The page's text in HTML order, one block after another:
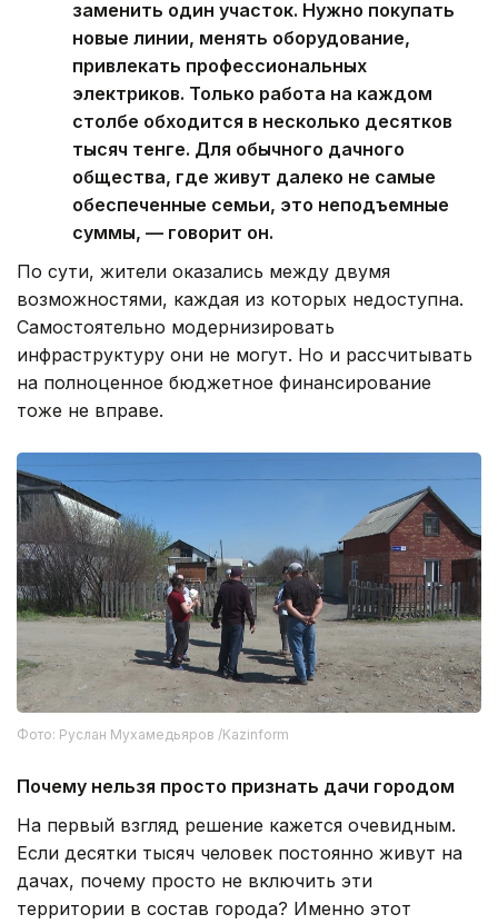
заменить один участок. Нужно покупать
новые линии, менять оборудование,
привлекать профессиональных
электриков. Только работа на каждом
столбе обходится в несколько десятков
тысяч тенге. Для обычного дачного
общества, где живут далеко не самые
обеспеченные семьи, это неподъемные
суммы, — говорит он.
По сути, жители оказались между двумя
возможностями, каждая из которых недоступна.
Самостоятельно модернизировать
инфраструктуру они не могут. Но и рассчитывать
на полноценное бюджетное финансирование
тоже не вправе.
Фото: Руслан Мухамедьяров /Kazinform
Почему нельзя просто признать дачи городом
На первый взгляд решение кажется очевидным.
Если десятки тысяч человек постоянно живут на
дачах, почему просто не включить эти
территории в состав города? Именно этот